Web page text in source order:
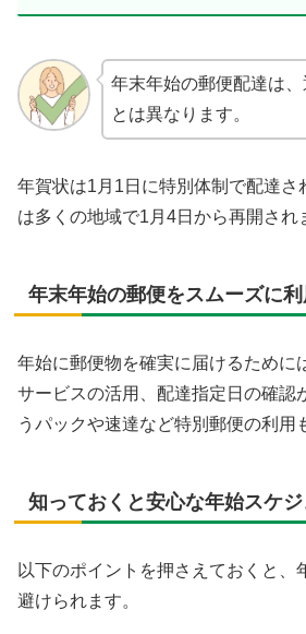
年末年始の郵便配達は
とは異なります。
年賀状は1月1日に特別体制で配達さ
は多くの地域で1月4日から再開され
年末年始の郵便をスムーズに
年始に郵便物を確実に届けるために
サービスの活用、配達指定日の確認
うパックや速達など特別郵便の利用
知っておくと安心な年始スケ
以下のポイントを押さえておくと、
避けられます。